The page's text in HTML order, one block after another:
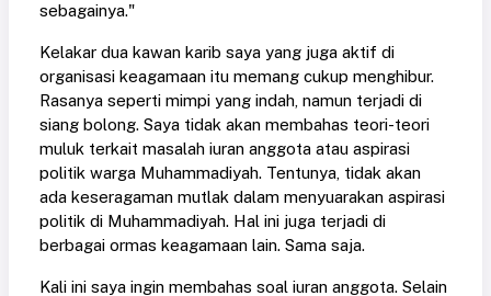
sebagainya."
Kelakar dua kawan karib saya yang juga aktif di
organisasi keagamaan itu memang cukup menghibur.
Rasanya seperti mimpi yang indah, namun terjadi di
siang bolong. Saya tidak akan membahas teori-teori
muluk terkait masalah iuran anggota atau aspirasi
politik warga Muhammadiyah. Tentunya, tidak akan
ada keseragaman mutlak dalam menyuarakan aspirasi
politik di Muhammadiyah. Hal ini juga terjadi di
berbagai ormas keagamaan lain. Sama saja.
Kali ini saya ingin membahas soal iuran anggota. Selain